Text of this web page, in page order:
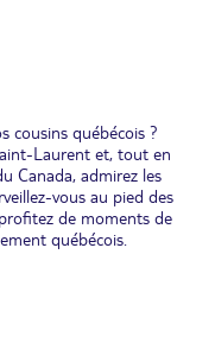
cousins québécois ?
Laurent et, tout en
Canada, admirez les
vous au pied des
de moments de
québécois.